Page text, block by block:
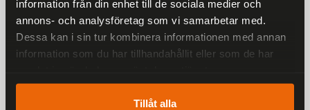
information från din enhet till de sociala medier och
annons- och analysföretag som vi samarbetar med.
Dessa kan i sin tur kombinera informationen med annan
information som du har tillhandahållit eller som de har
Tillåt alla
den medelhöga manschetten.
Liknande produkter